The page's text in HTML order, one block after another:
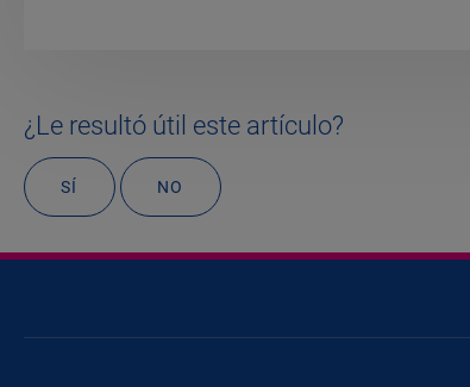
¿Le resultó útil este artículo?
SÍ NO